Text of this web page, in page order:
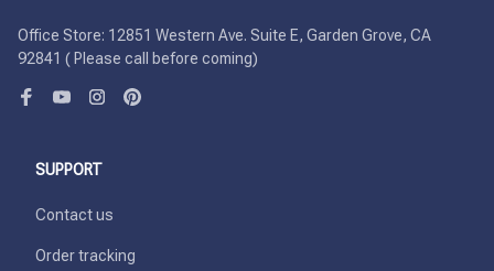
Office Store: 12851 Western Ave. Suite E, Garden Grove, CA
92841 ( Please call before coming)
SUPPORT
Contact us
Order tracking